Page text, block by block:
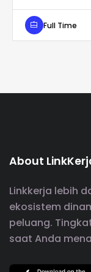
Full Time
About
Linkkerja lebih
ekosistem
peluang.
saat Anda